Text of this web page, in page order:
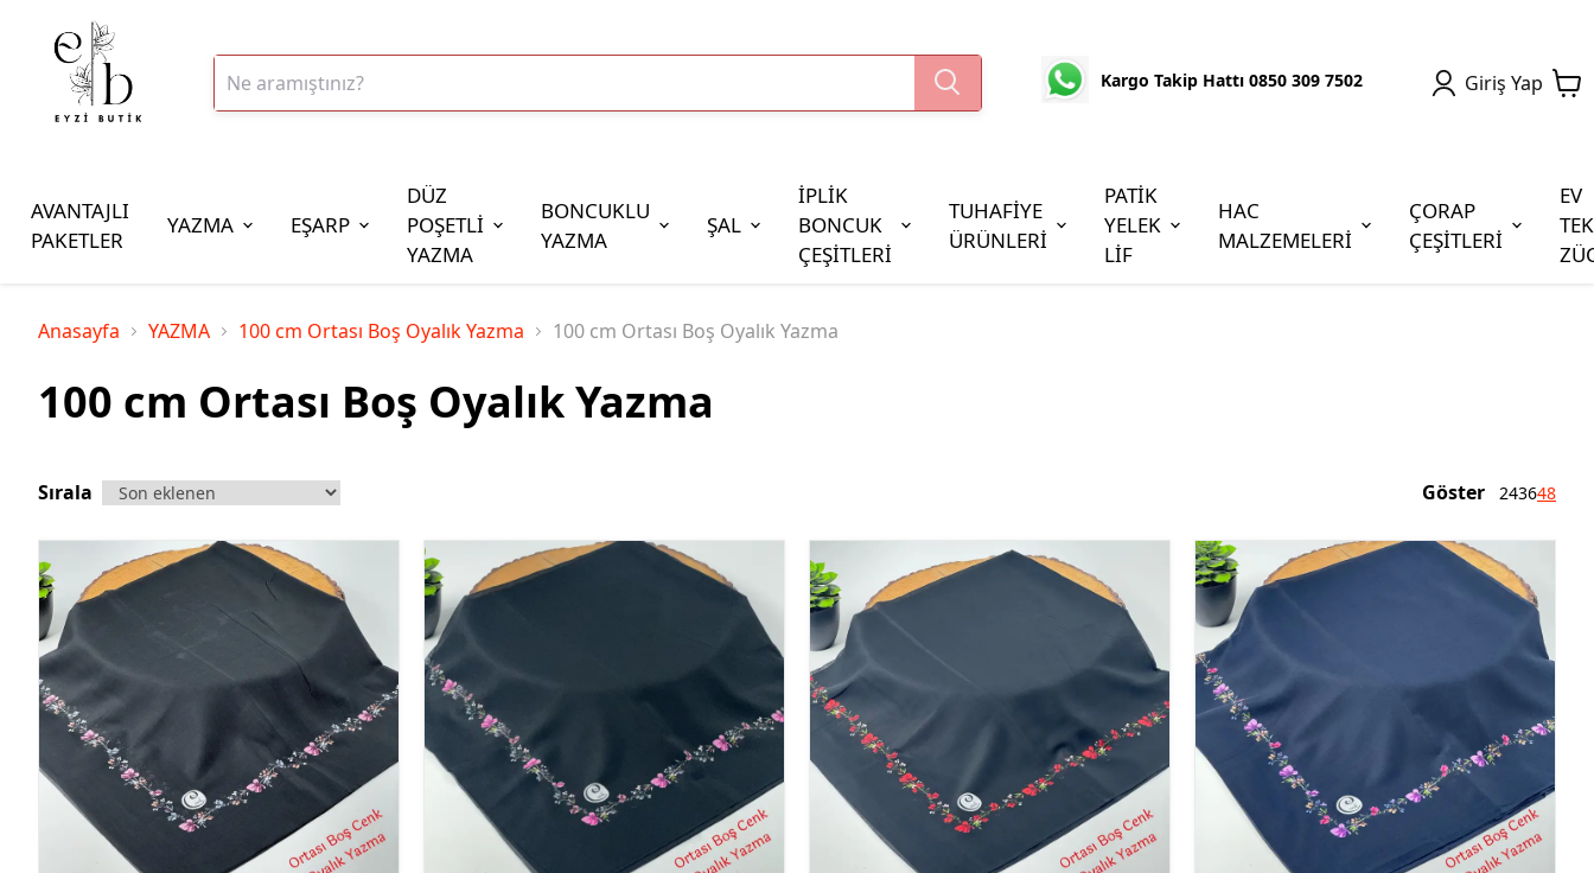
Kargo Takip Hattı 0850 309 7502 Giriş Yap
AVANTAJLI
PAKETLER
YAZMA EŞARP
DÜZ
POŞETLİ
YAZMA
BONCUKLU
YAZMA
ŞAL
İPLİK
BONCUK
ÇEŞİTLERİ
İplik Çeşitleri
20gr Reyyan Polyester İp
100gr Altınbaşak Polyester İp
Boncuk Çeşitleri
TUHAFİYE
ÜRÜNLERİ
PATİK
YELEK
LİF
HAC
MALZEMELERİ
ÇORAP
ÇEŞİTLERİ
EV
Anasayfa YAZMA 100 cm Ortası Boş Oyalık Yazma 100 cm Ortası Boş Oyalık Yazma
100 cm Ortası Boş Oyalık Yazma
Sırala Göster 243648